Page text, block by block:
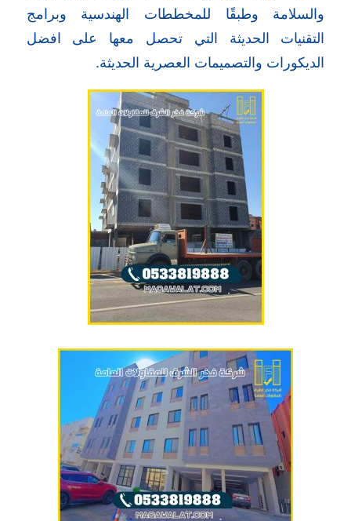
والسلامة وطبقًا للمخططات الهندسية وبرامج
التقنيات الحديثة التي تحصل معها على افضل
الديكورات والتصميمات العصرية الحديثة.